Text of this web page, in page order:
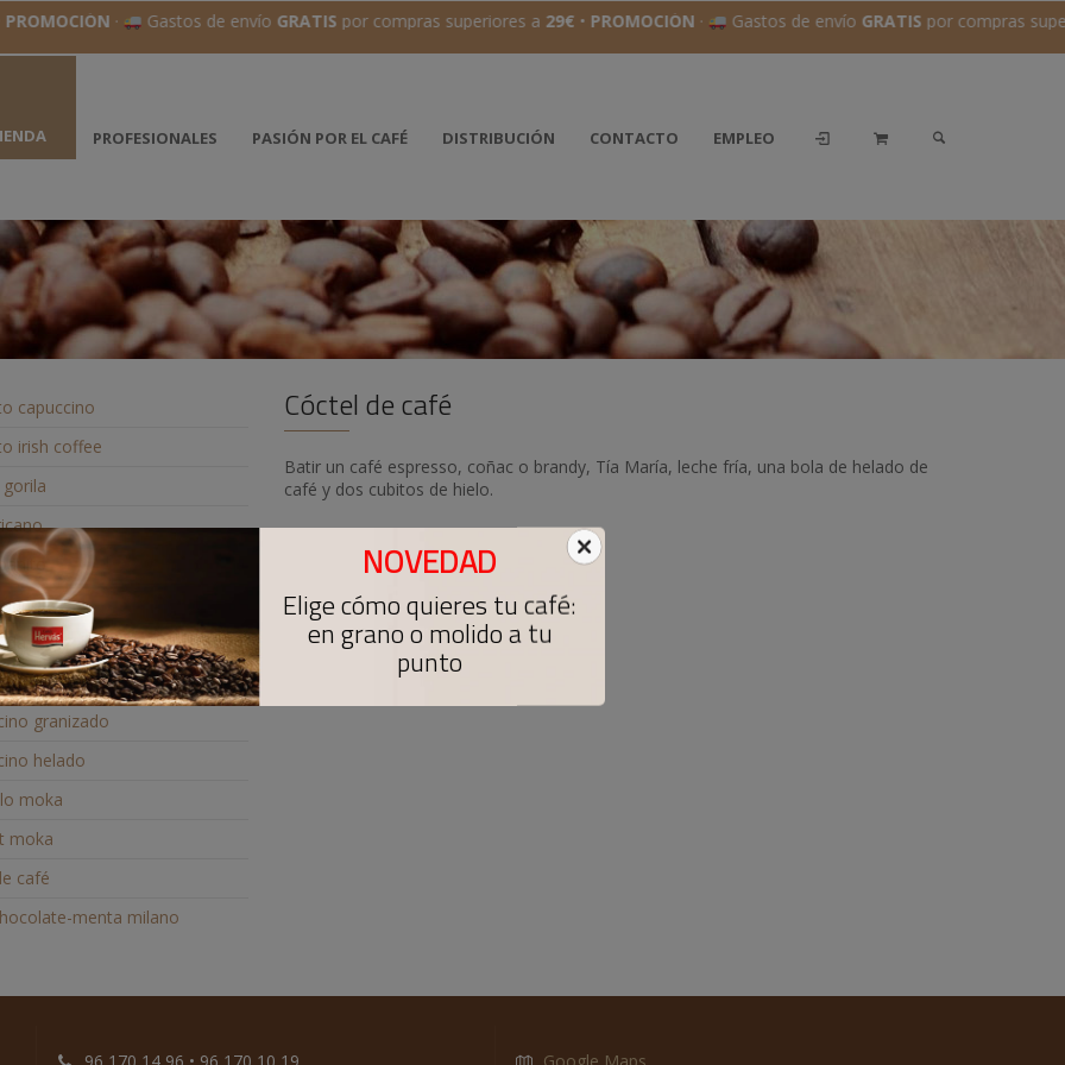
· Gastos de envíoGRATISpor compras superiores a29€• PROMOCIÓN· Gastos de envíoGRATISpor compras
PROFESIONALES PASIÓN POR EL CAFÉ DISTRIBUCIÓN CONTACTO EMPLEO
capuccino
irish coffee
granizado
helado
moka
moka
café
menta milano
Cóctel de café
Batir un café espresso, coñac o brandy, Tía María, leche fría, una bola de helado de
café y dos cubitos de hielo.
NOVEDAD
Elige cómo quieres tu café:
en grano o molido a tu
punto